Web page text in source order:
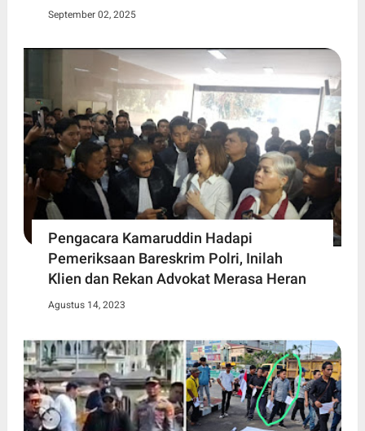
September 02, 2025
Pengacara Kamaruddin Hadapi
Pemeriksaan Bareskrim Polri, Inilah
Klien dan Rekan Advokat Merasa Heran
Agustus 14, 2023